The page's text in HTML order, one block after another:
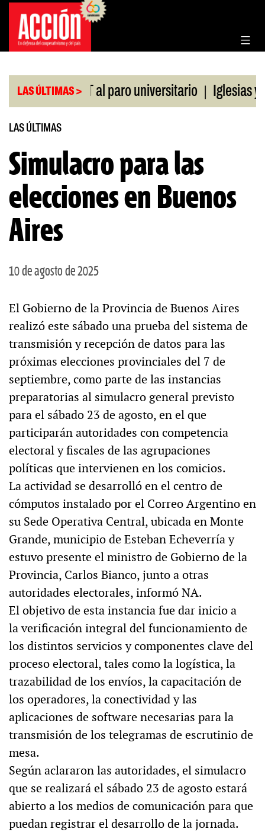
Saltar
contenido
LAS ÚLTIMAS >
de la CGT al paro universitario | Iglesias y
LAS ÚLTIMAS
Simulacro para las
elecciones en Buenos
Aires
10 de agosto de 2025
El Gobierno de la Provincia de Buenos Aires
realizó este sábado una prueba del sistema de
transmisión y recepción de datos para las
próximas elecciones provinciales del 7 de
septiembre, como parte de las instancias
preparatorias al simulacro general previsto
para el sábado 23 de agosto, en el que
participarán autoridades con competencia
electoral y fiscales de las agrupaciones
políticas que intervienen en los comicios.
La actividad se desarrolló en el centro de
cómputos instalado por el Correo Argentino en
su Sede Operativa Central, ubicada en Monte
Grande, municipio de Esteban Echeverría y
estuvo presente el ministro de Gobierno de la
Provincia, Carlos Bianco, junto a otras
autoridades electorales, informó NA.
El objetivo de esta instancia fue dar inicio a
la verificación integral del funcionamiento de
los distintos servicios y componentes clave del
proceso electoral, tales como la logística, la
trazabilidad de los envíos, la capacitación de
los operadores, la conectividad y las
aplicaciones de software necesarias para la
transmisión de los telegramas de escrutinio de
mesa.
Según aclararon las autoridades, el simulacro
que se realizará el sábado 23 de agosto estará
abierto a los medios de comunicación para que
puedan registrar el desarrollo de la jornada.